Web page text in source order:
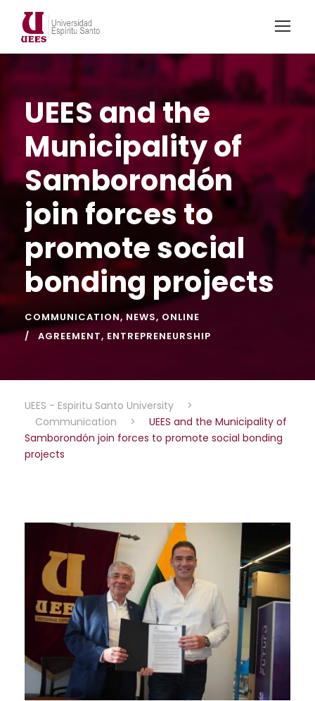
UEES and the
Municipality of
Samborondón
join forces to
promote social
bonding projects
COMMUNICATION, NEWS, ONLINE
AGREEMENT, ENTREPRENEURSHIP
UEES - Espiritu Santo University
>
Communication
>
UEES and the Municipality of
Samborondón join forces to promote social bonding
projects